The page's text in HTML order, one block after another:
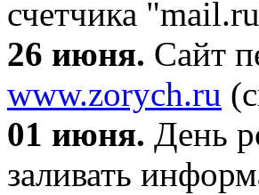
счетчика
26 июня. Сайт
www.zorych.ru
01 июня. День
заливать